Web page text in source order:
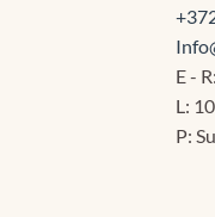
E -
L:
P: